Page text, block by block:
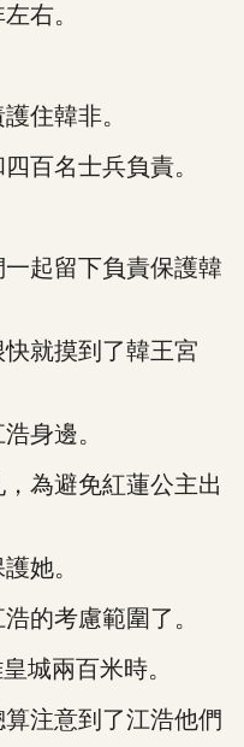
右。
住韓非。
名士兵負責。
起留下負責保護韓
就摸到了韓王宮
身邊。
為避免紅蓮公主出
她。
考慮範圍了。
城兩百米時。
注意到了江浩他們